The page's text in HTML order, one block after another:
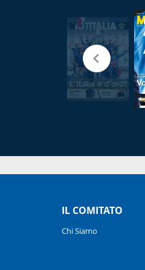
IL COMITATO
Chi Siamo